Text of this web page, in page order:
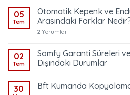
05
Tem
Otomatik Kepenk ve
Arasındaki Farklar
2 Yorumlar
02
Tem
Somfy Garanti Süreleri
Dışındaki Durumlar
30 Bft Kumanda